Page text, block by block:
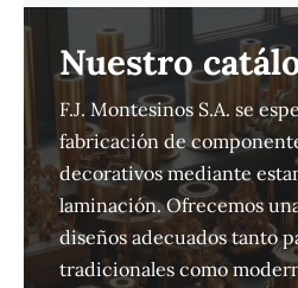
Nuestro
F.J. Montesinos S.A. se
fabricación de
decorativos mediante
laminación. Ofrecemos
diseños adecuados tanto
tradicionales como